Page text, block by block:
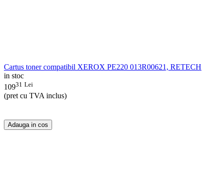
Cartus toner compatibil XEROX PE220 013R00621, RETECH
in stoc
10931 Lei
(pret cu TVA inclus)
Adauga in cos